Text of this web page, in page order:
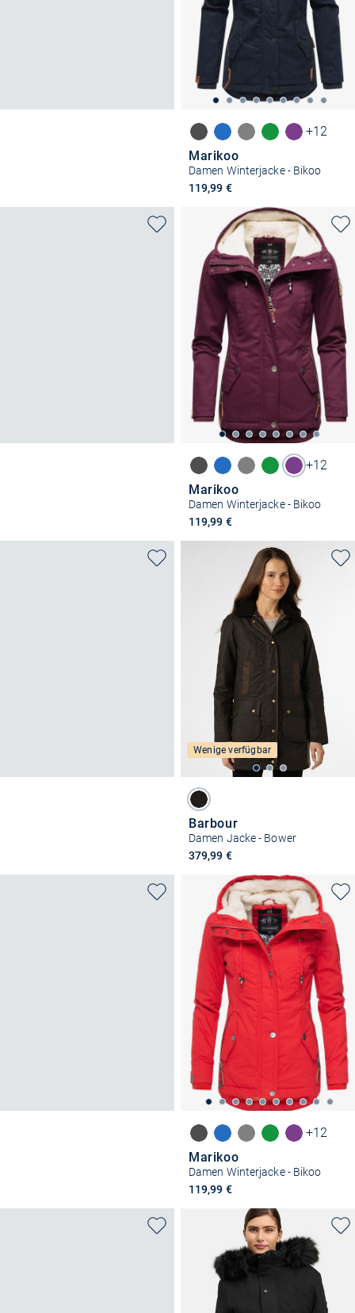
+12
Marikoo
Damen Winterjacke - Bikoo
119,99 €
+12
Marikoo
Damen Winterjacke - Bikoo
119,99 €
Wenige verfügbar
Barbour
Damen Jacke - Bower
379,99 €
+12
Marikoo
Damen Winterjacke - Bikoo
119,99 €